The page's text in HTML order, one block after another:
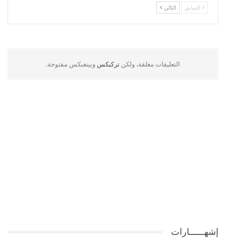
السابق التالي
التعليقات مغلقة، ولكن تركبكس وبينغبكس مفتوحة.
إشهــــــارات